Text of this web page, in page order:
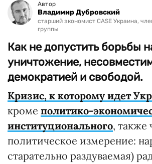
Автор
Владимир Дубровский
старший экономист CASE Украина,
группы
Как не допустить борьбы
уничтожение,
демократией и свободой.
Кризис, к которому идет
кроме политико-
институционального, также
политическое измерение:
старательно раздуваемая)